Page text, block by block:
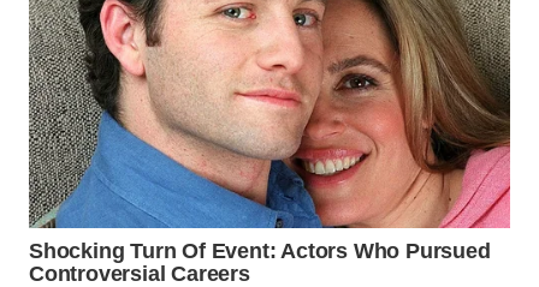
WN
INDRAMAYU
WN
KUNINGAN
WN
MAJALENGKA
WN